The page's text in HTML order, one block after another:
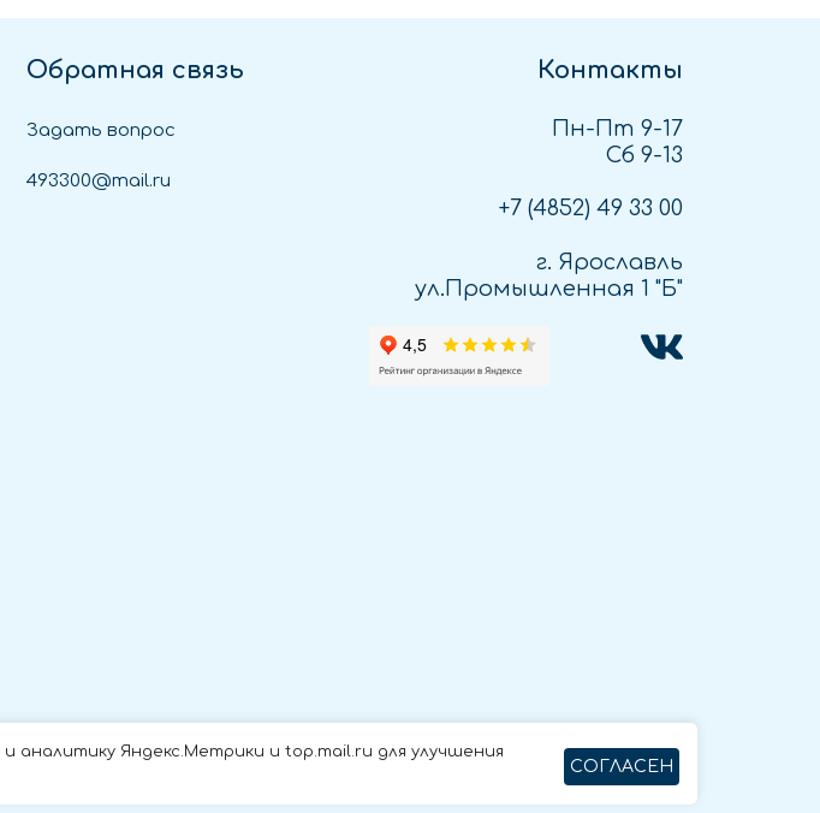
и аналитику Яндекс.Метрики и top.mail.ru для улучшения
СОГЛАСЕН
Обратная связь
Задать вопрос
493300@mail.ru
Контакты
Пн-Пт 9-17
Сб 9-13
+7 (4852) 49 33 00
г. Ярославль
ул.Промышленная 1 "Б"